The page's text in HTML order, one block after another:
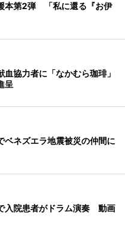
本第2弾 「私に還る『お伊
協力者に「なかむら珈琲」
呈
ベネズエラ地震被災の仲間に
入院患者がドラム演奏 動画